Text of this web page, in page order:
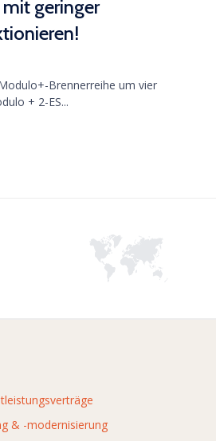
geringer
Brennerreihe um vier
+ 2-ES...
& -modernisierung